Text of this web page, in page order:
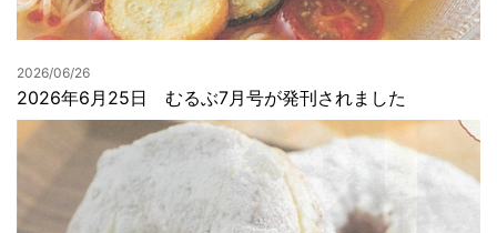
2026/06/26
2026年6月25日 むるぶ7月号が発刊されました